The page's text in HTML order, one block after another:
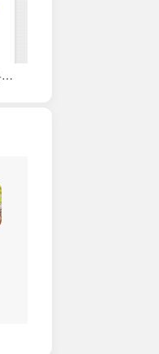
비대면진료 대상 본인 확인 어떻게? 비대면 진료 절차와 예약 앱 어플